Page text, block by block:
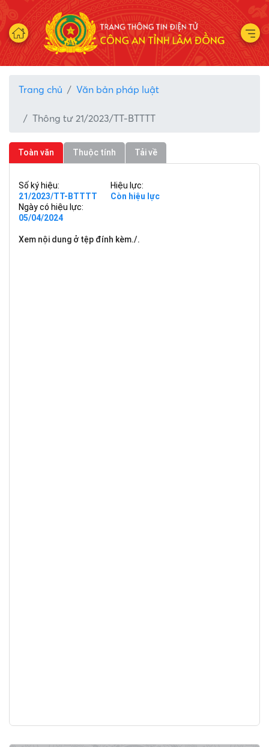
Trang chủ Văn bản pháp luật
Thông tư 21/2023/TT-BTTTT
Toàn văn Thuộc tính Tải về
Số ký hiệu:
21/2023/TT-BTTTT
Hiệu lực:
Còn hiệu lực
Ngày có hiệu lực:
05/04/2024
Xem nội dung ở tệp đính kèm./.